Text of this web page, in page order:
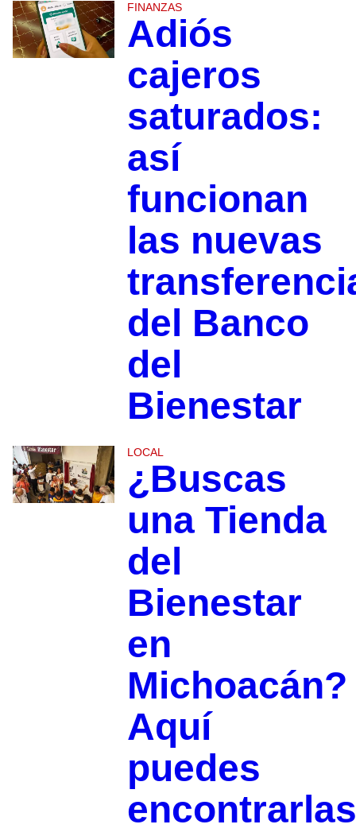
FINANZAS
Adiós
cajeros
saturados:
así
funcionan
las nuevas
del Banco
del
Bienestar
LOCAL
¿Buscas
una Tienda
del
Bienestar
en
Michoacán?
Aquí
puedes
encontrarlas